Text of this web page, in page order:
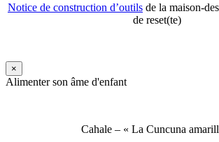
Notice de construction d’outils de la maison-
de reset(te)
×
Alimenter son âme d'enfant
Cahale – « La Cuncuna